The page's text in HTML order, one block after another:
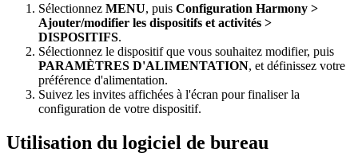
Sélectionnez MENU, puis Configuration Harmony >
Ajouter/modifier les dispositifs et activités >
DISPOSITIFS.
Sélectionnez le dispositif que vous souhaitez modifier, puis
PARAMÈTRES D'ALIMENTATION, et définissez votre
préférence d'alimentation.
Suivez les invites affichées à l'écran pour finaliser la
configuration de votre dispositif.
Utilisation du logiciel de bureau